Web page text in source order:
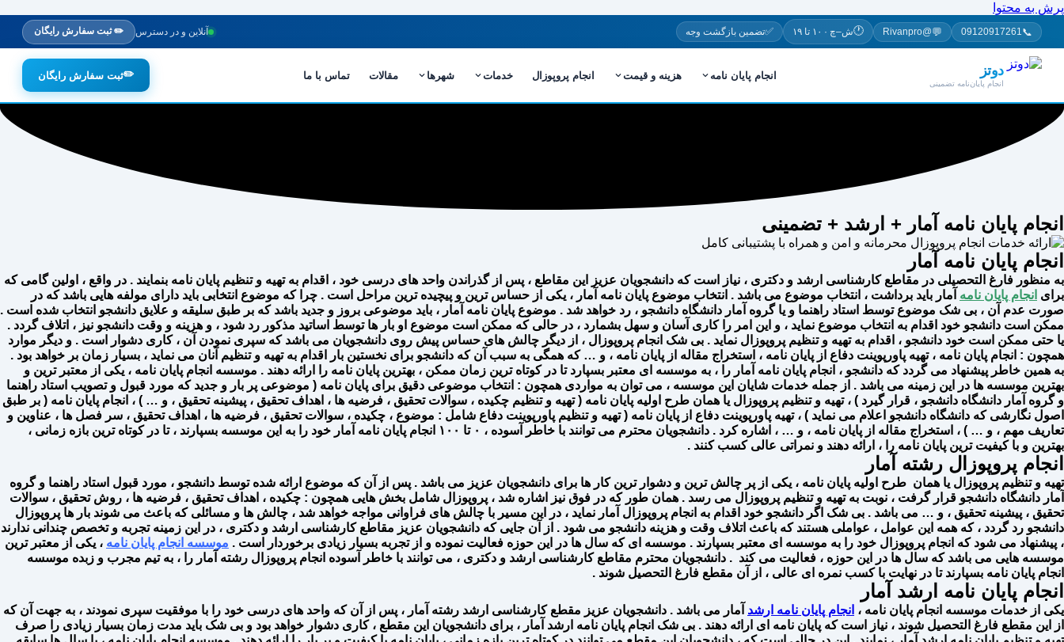
پرش به محتوا
📞
09120917261
💬
@Rivanpro
🕐ش–چ · ۱۰ تا ۱۹ ✅تضمین بازگشت وجه آنلاین و در دسترس ✏️ ثبت سفارش رایگان
دوتز
انجام پایان‌نامه تضمینی
انجام پایان نامه هزینه و قیمت انجام پروپوزال خدمات شهرها مقالات تماس با ما ✏️ثبت سفارش رایگان
انجام پایان نامه آمار + ارشد + تضمینی
انجام پایان نامه آمار
به منظور فارغ التحصیلی در مقاطع کارشناسی ارشد و دکتری ، نیاز است که دانشجویان عزیز این مقاطع ، پس از گذراندن واحد های درسی خود ، اقدام به تهیه و تنظیم پایان نامه بنمایند . در واقع ، اولین گامی که
برای انجام پایان نامه آمار باید برداشت ، انتخاب موضوع می باشد . انتخاب موضوع پایان نامه آمار ، یکی از حساس ترین و پیچیده ترین مراحل است . چرا که موضوع انتخابی باید دارای مولفه هایی باشد که در
صورت عدم آن ، بی شک موضوع توسط استاد راهنما و یا گروه آمار دانشگاه دانشجو ، رد خواهد شد . موضوع پایان نامه آمار ، باید موضوعی بروز و جدید باشد که بر طبق سلیقه و علایق دانشجو انتخاب شده است .
ممکن است دانشجو خود اقدام به انتخاب موضوع نماید ، و این امر را کاری آسان و سهل بشمارد ، در حالی که ممکن است موضوع او بار ها توسط اساتید مذکور رد شود ، و هزینه و وقت دانشجو نیز ، اتلاف گردد .
یا حتی ممکن است خود دانشجو ، اقدام به تهیه و تنظیم پروپوزال نماید . بی شک انجام پروپوزال ، از دیگر چالش های حساس پیش روی دانشجویان می باشد که سپری نمودن آن ، کاری دشوار است . و دیگر موارد
همچون : انجام پایان نامه ، تهیه پاورپوینت دفاع از پایان نامه ، استخراج مقاله از پایان نامه ، و … که همگی به سبب آن که دانشجو برای نخستین بار اقدام به تهیه و تنظیم آنان می نماید ، بسیار زمان بر خواهد بود .
به همین خاطر پیشنهاد می گردد که دانشجو ، انجام پایان نامه آمار را ، به موسسه ای معتبر بسپارد تا در کوتاه ترین زمان ممکن ، بهترین پایان نامه را ارائه دهند . موسسه انجام پایان نامه ، یکی از معتبر ترین و
بهترین موسسه ها در این زمینه می باشد . از جمله خدمات شایان این موسسه ، می توان به مواردی همچون : انتخاب موضوعی دقیق برای پایان نامه ( موضوعی پر بار و جدید که مورد قبول و تصویب استاد راهنما
و گروه آمار دانشگاه دانشجو ، قرار گیرد ) ، تهیه و تنظیم پروپوزال یا همان طرح اولیه پایان نامه ( تهیه و تنظیم چکیده ، سوالات تحقیق ، فرضیه ها ، اهداف تحقیق ، پیشینه تحقیق ، و … ) ، انجام پایان نامه ( بر طبق
اصول نگارشی که دانشگاه دانشجو اعلام می‌ نماید ) ، تهیه پاورپوینت دفاع از پایان نامه ( تهیه و تنظیم پاورپوینت دفاع شامل : موضوع ، چکیده ، سوالات تحقیق ، فرضیه ها ، اهداف تحقیق ، سر فصل ها ، عناوین و
تعاریف مهم ، و … ) ، استخراج مقاله از پایان نامه ، و … ، اشاره کرد . دانشجویان محترم می توانند با خاطر آسوده ، ۰ تا ۱۰۰ انجام پایان نامه آمار خود را به این موسسه بسپارند ، تا در کوتاه ترین بازه زمانی ،
بهترین و با کیفیت ترین پایان نامه را ، ارائه دهند و نمراتی عالی کسب کنند .
انجام پروپوزال رشته آمار
تهیه و تنظیم پروپوزال یا همان طرح اولیه پایان نامه ، یکی از پر چالش ترین و دشوار ترین کار ها برای دانشجویان عزیز می باشد . پس از آن که موضوع ارائه شده توسط دانشجو ، مورد قبول استاد راهنما و گروه
آمار دانشگاه دانشجو قرار گرفت ، نوبت به تهیه و تنظیم پروپوزال می رسد . همان طور که در فوق نیز اشاره شد ، پروپوزال شامل بخش هایی همچون : چکیده ، اهداف تحقیق ، فرضیه ها ، روش تحقیق ، سوالات
تحقیق ، پیشینه تحقیق ، و … می باشد . بی شک اگر دانشجو خود اقدام به انجام پروپوزال آمار نماید ، در این مسیر با چالش های فراوانی مواجه خواهد شد ، چالش ها و مسائلی که باعث می شوند بار ها پروپوزال
دانشجو رد گردد ، که همه این عوامل ، عواملی هستند که باعث اتلاف وقت و هزینه دانشجو می شود . از آن جایی که دانشجویان عزیز مقاطع کارشناسی ارشد و دکتری ، در این زمینه تجربه و تخصص چندانی ندارند
، پیشنهاد می شود که انجام پروپوزال خود را به موسسه ای معتبر بسپارند . موسسه ای که سال ها در این حوزه فعالیت نموده و از تجربه بسیار زیادی برخوردار است . موسسه انجام پایان نامه ، یکی از معتبر ترین
موسسه هایی می باشد که سال ها در این حوزه ، فعالیت می کند . دانشجویان محترم مقاطع کارشناسی ارشد و دکتری ، می توانند با خاطر آسوده انجام پروپوزال رشته آمار را ، به تیم مجرب و زبده موسسه
انجام پایان نامه بسپارند تا در نهایت با کسب نمره ای عالی ، از آن مقطع فارغ التحصیل شوند .
انجام پایان نامه ارشد آمار
یکی از خدمات موسسه انجام پایان نامه ، انجام پایان نامه ارشد آمار می باشد . دانشجویان عزیز مقطع کارشناسی ارشد رشته آمار ، پس از آن که واحد های درسی خود را با موفقیت سپری نمودند ، به جهت آن که
از این مقطع فارغ التحصیل شوند ، نیاز است که پایان نامه ای ارائه دهند . بی شک انجام پایان نامه ارشد آمار ، برای دانشجویان این مقطع ، کاری دشوار خواهد بود و بی شک باید مدت زمان بسیار زیادی را صرف